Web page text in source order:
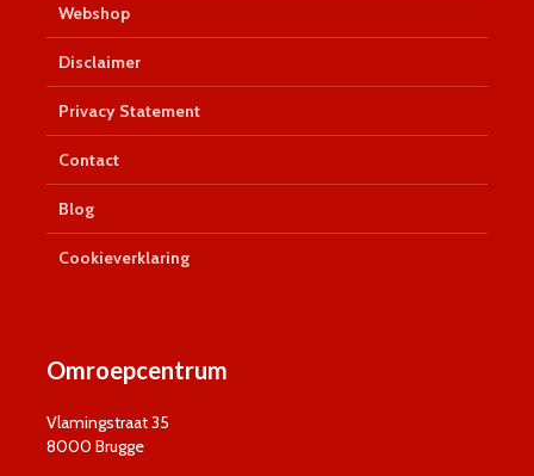
Webshop
Disclaimer
Privacy Statement
Contact
Blog
Cookieverklaring
Omroepcentrum
Vlamingstraat 35
8000 Brugge